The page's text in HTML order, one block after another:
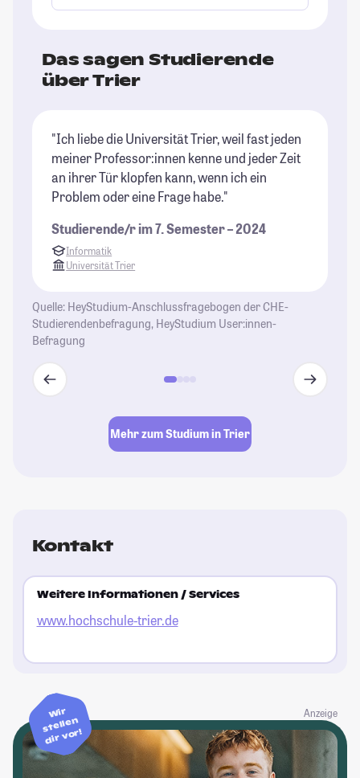
Das sagen Studierende
über Trier
"Ich liebe die Universität Trier, weil fast jeden
meiner Professor:innen kenne und jeder Zeit
an ihrer Tür klopfen kann, wenn ich ein
Problem oder eine Frage habe."
Studierende/r im 7. Semester – 2024
Informatik
Universität Trier
Quelle: HeyStudium-Anschlussfragebogen der CHE-
Studierendenbefragung, HeyStudium User:innen-
Befragung
Mehr zum Studium in Trier
Kontakt
Weitere Informationen / Services
www.hochschule-trier.de
Anzeige
Wir
stellen
dir vor!